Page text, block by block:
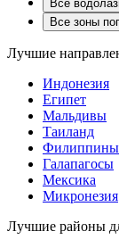
Все
Все зоны
Лучшие
Индонезия
Египет
Мальдивы
Таиланд
Филиппины
Галапагосы
Мексика
Микронезия
Лучшие районы